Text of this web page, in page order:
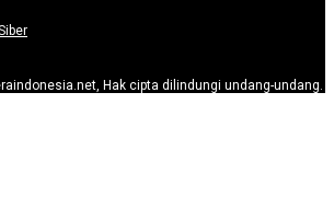
Hak cipta dilindungi undang-undang.